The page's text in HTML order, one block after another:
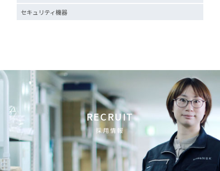
セキュリティ機器
RECRUIT
採用情報